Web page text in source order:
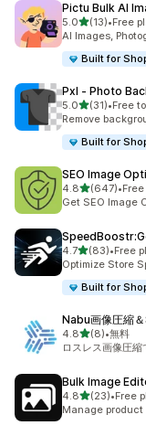
Pictu Bulk AI
5.05つ星中
(13)
合計レビュー数：
•Free
AI Images,
Built for
Pxl ‑ Photo
5.05つ星中
(31)
合計レビュー数：
•Free
Remove
Built for
SEO Image
4.85つ星中
(647)
合計レビュー数：
•Free
Get SEO Image
4.75つ星中
(83)
合計レビュー数：
•Free
Optimize Store
Built for
Nabu画像圧縮
4.85つ星中
(8)
合計レビュー数：8
•無料
ロスレス画像圧縮
Bulk Image
4.85つ星中
(23)
合計レビュー数：
•Free
Manage